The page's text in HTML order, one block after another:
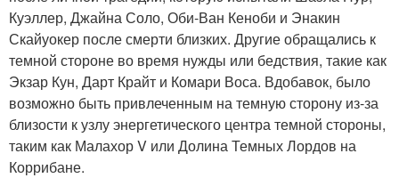
Куэллер, Джайна Соло, Оби-Ван Кеноби и Энакин
Скайуокер после смерти близких. Другие обращались к
темной стороне во время нужды или бедствия, такие как
Экзар Кун, Дарт Крайт и Комари Воса. Вдобавок, было
возможно быть привлеченным на темную сторону из-за
близости к узлу энергетического центра темной стороны,
таким как Малахор V или Долина Темных Лордов на
Коррибане.